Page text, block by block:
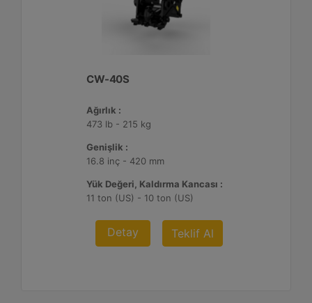
CW-40S
Ağırlık :
473 lb - 215 kg
Genişlik :
16.8 inç - 420 mm
Yük Değeri, Kaldırma Kancası :
11 ton (US) - 10 ton (US)
Detay Teklif Al